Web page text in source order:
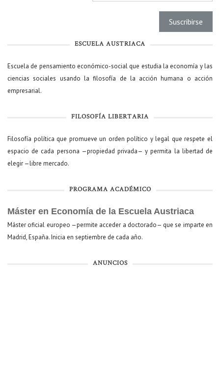
ESCUELA AUSTRIACA
Escuela de pensamiento económico-social que estudia la economía y las
ciencias sociales usando la filosofía de la acción humana o acción
empresarial.
FILOSOFÍA LIBERTARIA
Filosofía política que promueve un orden político y legal que respete el
espacio de cada persona —propiedad privada— y permita la libertad de
elegir —libre mercado.
PROGRAMA ACADÉMICO
Máster en Economía de la Escuela Austriaca
Máster oficial europeo —permite acceder a doctorado— que se imparte en
Madrid, España. Inicia en septiembre de cada año.
ANUNCIOS